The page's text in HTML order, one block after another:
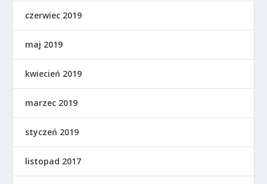
czerwiec 2019
maj 2019
kwiecień 2019
marzec 2019
styczeń 2019
listopad 2017